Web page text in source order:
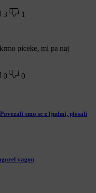
3 1
piceke, mi pa naj
0 0
smo se z ljudmi, plesali
vagon